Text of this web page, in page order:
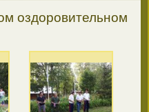
оздоровительном